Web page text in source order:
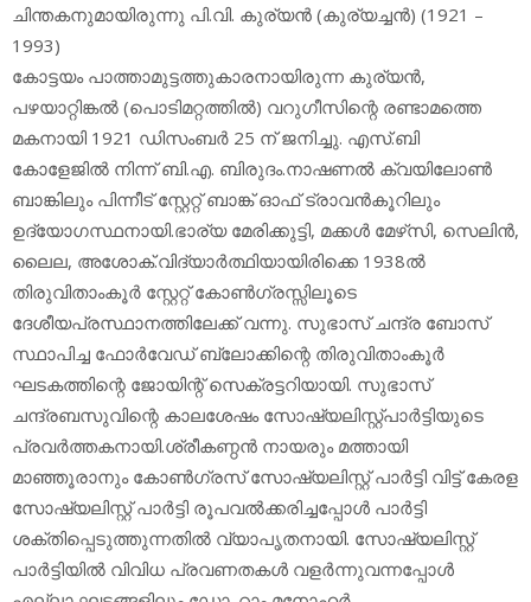
ചിന്തകനുമായിരുന്നു പി.വി. കുര്യന്‍ (കുര്യച്ചന്‍) (1921 –
1993)
കോട്ടയം പാത്താമുട്ടത്തുകാരനായിരുന്ന കുര്യന്‍,
പഴയാറ്റിങ്കല്‍ (പൊടിമറ്റത്തില്‍) വറുഗീസിന്റെ രണ്ടാമത്തെ
മകനായി 1921 ഡിസംബര്‍ 25 ന് ജനിച്ചു. എസ്.ബി
കോളേജില്‍ നിന്ന് ബി.എ. ബിരുദം.നാഷണല്‍ ക്വയിലോണ്‍
ബാങ്കിലും പിന്നീട് സ്റ്റേറ്റ് ബാങ്ക് ഓഫ് ട്രാവന്‍കൂറിലും
ഉദ്യോഗസ്ഥനായി.ഭാര്യ മേരിക്കുട്ടി, മക്കള്‍ മേഴ്‌സി, സെലിന്‍,
ലൈല, അശോക്.വിദ്യാര്‍ത്ഥിയായിരിക്കെ 1938ല്‍
തിരുവിതാംകൂര്‍ സ്റ്റേറ്റ് കോണ്‍ഗ്രസ്സിലൂടെ
ദേശീയപ്രസ്ഥാനത്തിലേക്ക് വന്നു. സുഭാസ് ചന്ദ്ര ബോസ്
സ്ഥാപിച്ച ഫോര്‍വേഡ് ബ്ലോക്കിന്റെ തിരുവിതാംകൂര്‍
ഘടകത്തിന്റെ ജോയിന്റ് സെക്രട്ടറിയായി. സുഭാസ്
ചന്ദ്രബസുവിന്റെ കാലശേഷം സോഷ്യലിസ്റ്റ്പാര്‍ട്ടിയുടെ
പ്രവര്‍ത്തകനായി.ശ്രീകണ്ഠന്‍ നായരും മത്തായി
മാഞ്ഞൂരാനും കോണ്‍ഗ്രസ് സോഷ്യലിസ്റ്റ് പാര്‍ട്ടി വിട്ട് കേരള
സോഷ്യലിസ്റ്റ് പാര്‍ട്ടി രൂപവല്‍ക്കരിച്ചപ്പോള്‍ പാര്‍ട്ടി
ശക്തിപ്പെടുത്തുന്നതില്‍ വ്യാപൃതനായി. സോഷ്യലിസ്റ്റ്
പാര്‍ട്ടിയില്‍ വിവിധ പ്രവണതകള്‍ വളര്‍ന്നുവന്നപ്പോള്‍